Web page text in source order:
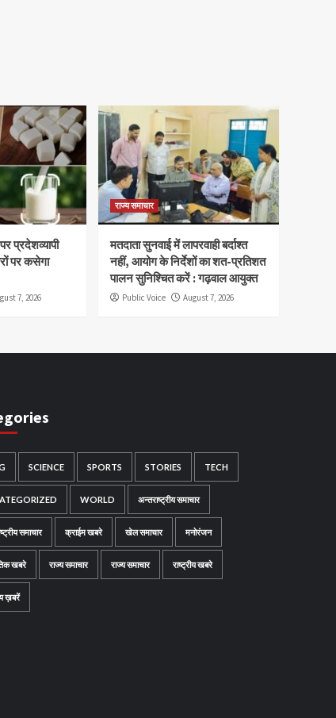
प्रदेशव्यापी
पर कसेगा
7, 2026
राज्य समाचार
मतदाता सुनवाई में लापरवाही बर्दाश्त
नहीं, आयोग के निर्देशों का शत-प्रतिशत
पालन सुनिश्चित करें : गढ़वाल आयुक्त
Public Voice August 7, 2026
SCIENCE SPORTS STORIES TECH
WORLD अन्तराष्ट्रीय समाचार
समाचार क्राईम खबरे खेल समाचार मनोरंजन
खबरे राज्य समाचार राज्य समाचार राष्ट्रीय खबरे
ख़बरें